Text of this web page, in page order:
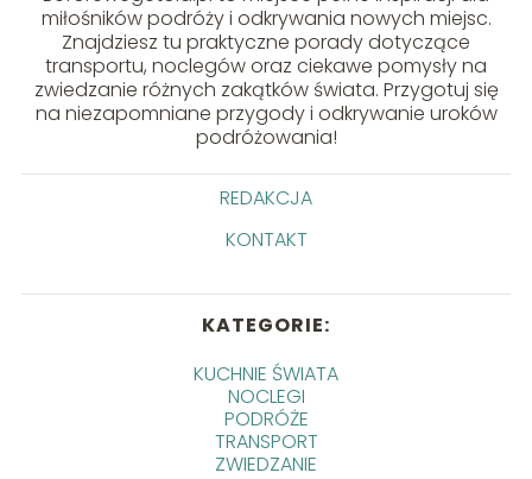
miłośników podróży i odkrywania nowych miejsc.
Znajdziesz tu praktyczne porady dotyczące
transportu, noclegów oraz ciekawe pomysły na
zwiedzanie różnych zakątków świata. Przygotuj się
na niezapomniane przygody i odkrywanie uroków
podróżowania!
REDAKCJA
KONTAKT
KATEGORIE:
KUCHNIE ŚWIATA
NOCLEGI
PODRÓŻE
TRANSPORT
ZWIEDZANIE